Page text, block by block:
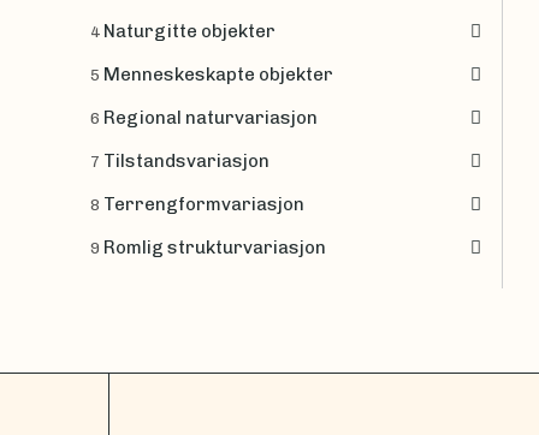
4 Naturgitte objekter
5 Menneskeskapte objekter
6 Regional naturvariasjon
7 Tilstandsvariasjon
8 Terrengformvariasjon
9 Romlig strukturvariasjon